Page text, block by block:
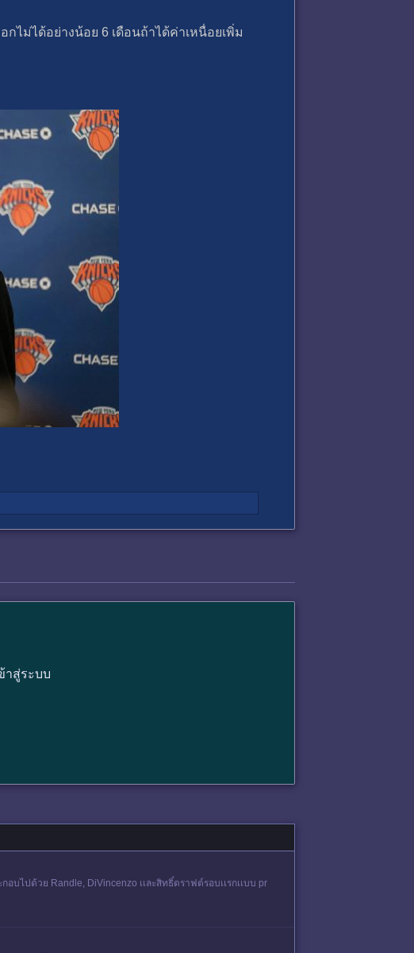
ไม่ได้อย่างน้อย 6 เดือนถ้าได้ค่าเหนื่อยเพิ่ม
าสู่ระบบ
ไปด้วย Randle, DiVincenzo เเละสิทธิ์ดราฟต์รอบเเรกเเบบ pr